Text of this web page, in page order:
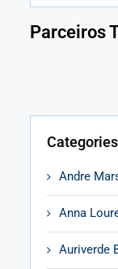
Parceiros
Categories
Andre
Anna
Auriverde